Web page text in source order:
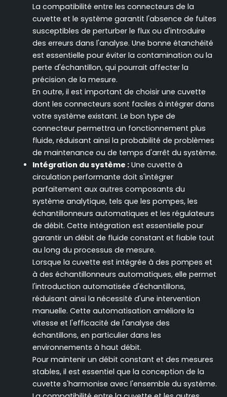
La compatibilité entre les connecteurs de la
cuvette et le système garantit l'absence de fuites
susceptibles de perturber le flux ou d'introduire
des erreurs dans l'analyse. Une bonne étanchéité
est essentielle pour éviter la contamination ou la
perte d'échantillon, qui pourrait affecter la
précision de la mesure.
En outre, il est important de choisir une cuvette
dont les connecteurs sont faciles à intégrer dans
votre système existant. Le bon type de
connecteur permettra un fonctionnement plus
fluide, réduisant ainsi la probabilité de problèmes
de maintenance ou de temps d'arrêt du système.
Intégration du système :Une cuvette à
circulation performante doit s'intégrer
parfaitement aux autres composants du
système analytique, tels que les pompes, les
échantillonneurs automatiques et les régulateurs
de débit. Cette intégration est essentielle pour
garantir un débit de fluide constant et fiable tout
au long du processus de mesure.
Lorsque la cuvette est intégrée à des pompes et
à des échantillonneurs automatiques, elle permet
l'introduction automatisée d'échantillons,
réduisant ainsi la nécessité d'une intervention
manuelle. Cette automatisation améliore la
vitesse et l'efficacité de l'analyse des
échantillons, en particulier dans les
environnements à haut débit.
Pour maintenir un débit constant et des mesures
stables, il est essentiel que la conception de la
cuvette s'harmonise avec l'ensemble du système.